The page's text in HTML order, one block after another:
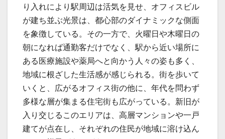
り入れにより駅周辺は活気を見せ、オフィスビル
が建ち並ぶ光景は、都心部のダイナミックな側面
を象徴している。その一方で、火曜日や木曜日の
朝になれば通勤客だけでなく、駅から近い場所に
ある医療施設や薬局へと向かう人々の姿も多く、
地域に根ざした生活感が感じられる。街を歩いて
いくと、広がるオフィス街の他に、年代を問わず
多様な層が集まる住宅街も広がっている。新旧が
入り交じるこのエリアは、高層マンションや一戸
建てが点在し、それぞれの住民が地域に溶け込ん